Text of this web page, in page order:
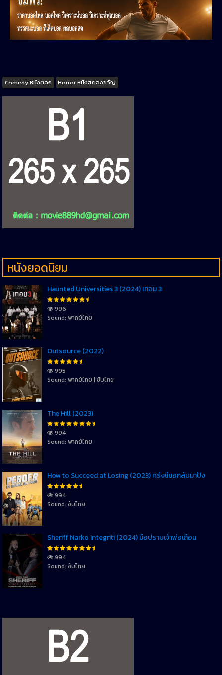
Tags
Comedy หนังตลก Horror หนังสยองขวัญ
หนังยอดนิยม
Haunted Universities 3 (2024) เทอม 3
996
Sound: พากย์ไทย
Outsource (2022)
995
Sound: พากย์ไทย | ซับไทย
The Hill (2023)
994
Sound: พากย์ไทย
How to Succeed at Losing (2023) ครั้งนี้ขอกลับมาปัง
994
Sound: ซับไทย
Sheriff Narko Integriti (2024) มือปราบเจ้าพ่อเถื่อน
994
Sound: ซับไทย